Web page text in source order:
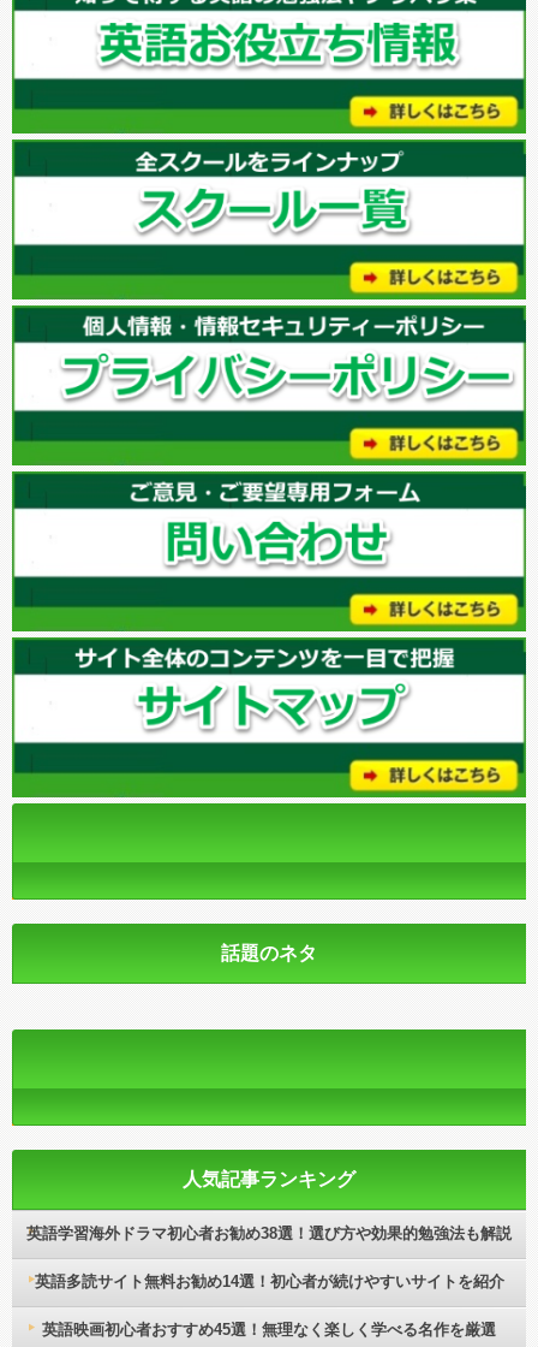
話題のネタ
人気記事ランキング
英語学習海外ドラマ初心者お勧め38選！選び方や効果的勉強法も解説
英語多読サイト無料お勧め14選！初心者が続けやすいサイトを紹介
英語映画初心者おすすめ45選！無理なく楽しく学べる名作を厳選